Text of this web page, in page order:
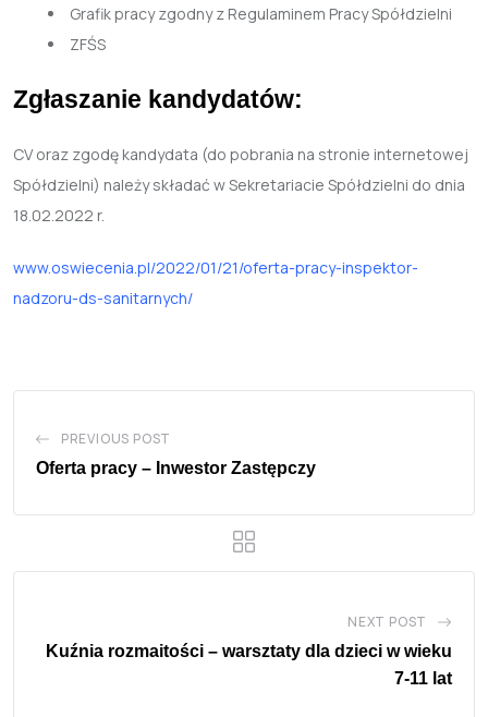
Grafik pracy zgodny z Regulaminem Pracy Spółdzielni
ZFŚS
Zgłaszanie kandydatów:
CV oraz zgodę kandydata (do pobrania na stronie internetowej
Spółdzielni) należy składać w Sekretariacie Spółdzielni do dnia
18.02.2022 r.
www.oswiecenia.pl/2022/01/21/oferta-pracy-inspektor-
nadzoru-ds-sanitarnych/
PREVIOUS POST
Oferta pracy – Inwestor Zastępczy
NEXT POST
Kuźnia rozmaitości – warsztaty dla dzieci w wieku
7-11 lat